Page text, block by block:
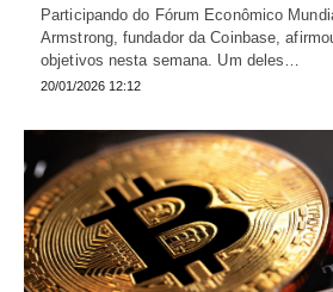
Participando do Fórum Econômico
Armstrong, fundador da Coinbase,
objetivos nesta semana. Um deles…
20/01/2026 12:12